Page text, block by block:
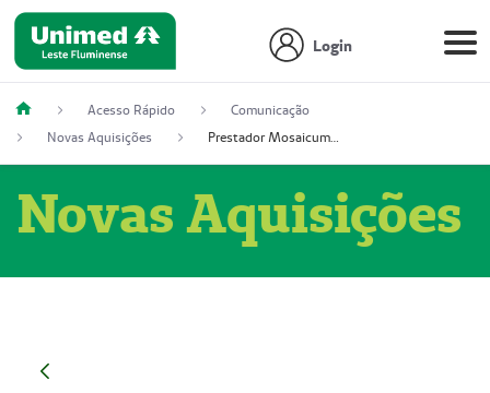
Login
Acesso Rápido
Comunicação
Novas Aquisições
Prestador Mosaicum Espaço Clínico Ltda (51004352-0)
Novas Aquisições